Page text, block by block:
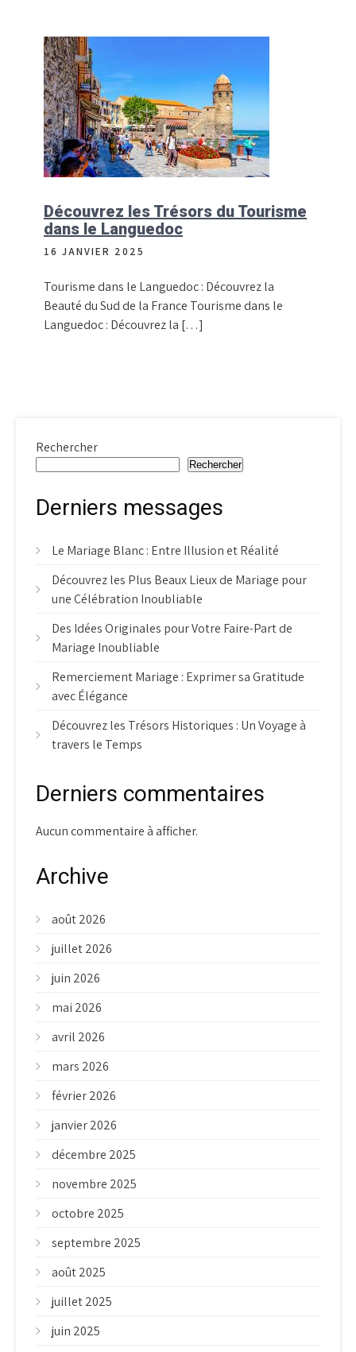
Découvrez les Trésors du Tourisme
dans le Languedoc
16 JANVIER 2025
Tourisme dans le Languedoc : Découvrez la
Beauté du Sud de la France Tourisme dans le
Languedoc : Découvrez la […]
Rechercher
Rechercher
Derniers messages
Le Mariage Blanc : Entre Illusion et Réalité
Découvrez les Plus Beaux Lieux de Mariage pour
une Célébration Inoubliable
Des Idées Originales pour Votre Faire-Part de
Mariage Inoubliable
Remerciement Mariage : Exprimer sa Gratitude
avec Élégance
Découvrez les Trésors Historiques : Un Voyage à
travers le Temps
Derniers commentaires
Aucun commentaire à afficher.
Archive
août 2026
juillet 2026
juin 2026
mai 2026
avril 2026
mars 2026
février 2026
janvier 2026
décembre 2025
novembre 2025
octobre 2025
septembre 2025
août 2025
juillet 2025
juin 2025